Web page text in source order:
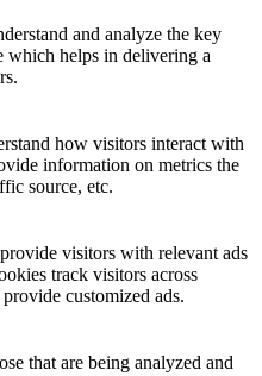
and analyze the key
which helps in delivering a
how visitors interact with
information on metrics the
source, etc.
visitors with relevant ads
track visitors across
customized ads.
that are being analyzed and